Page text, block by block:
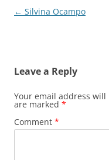
Post
← Silvina Ocampo
Leave a Reply
Your email address
are marked *
Comment *